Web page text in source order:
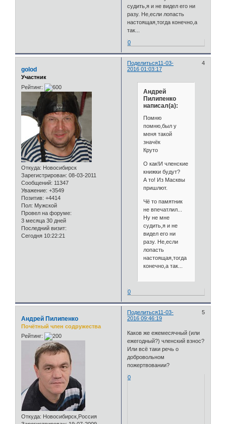
судить,я и не видел его ни
разу. Не,если лопасть
настоящая,тогда конечно,а
так...
0
Поделиться 4
11-03-
2016 01:03:17
golod
Участник
Рейтинг:
Откуда: Новосибирск
Зарегистрирован: 08-03-2011
Сообщений: 11347
Уважение: +3549
Позитив: +4414
Пол: Мужской
Провел на форуме:
3 месяца 30 дней
Последний визит:
Сегодня 10:22:21
Андрей
Пилипенко
написал(а):
Помню
помню,был у
меня такой
значёк
Круто
О как!И членские
книжки будут?
А то! Из Масквы
пришлют.
Чё то памятник
не впечатлил...
Ну не мне
судить,я и не
видел его ни
разу. Не,если
лопасть
настоящая,тогда
конечно,а так...
0
Поделиться 5
11-03-
2016 09:46:19
Андрей Пилипенко
Почётный член содружества
Рейтинг:
Откуда: Новосибирск,Россия
Каков же ежемесячный (или
ежегодный?) членский взнос?
Или всё таки речь о
добровольном
пожертвовании?
0